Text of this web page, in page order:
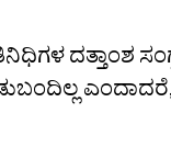
ದತ್ತಾಂಶ